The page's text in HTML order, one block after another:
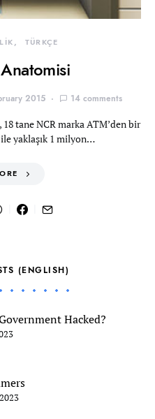
TÜRKÇE
2015 14 comments
tane NCR marka ATM’den bir
ile yaklaşık 1 milyon…
(ENGLISH)
Hacked?